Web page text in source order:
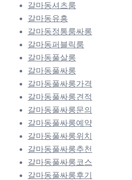
갈마동셔츠룸
갈마동유흥
갈마동정통룸싸롱
갈마동퍼블릭룸
갈마동풀살롱
갈마동풀싸롱
갈마동풀싸롱가격
갈마동풀싸롱견적
갈마동풀싸롱문의
갈마동풀싸롱예약
갈마동풀싸롱위치
갈마동풀싸롱추천
갈마동풀싸롱코스
갈마동풀싸롱후기